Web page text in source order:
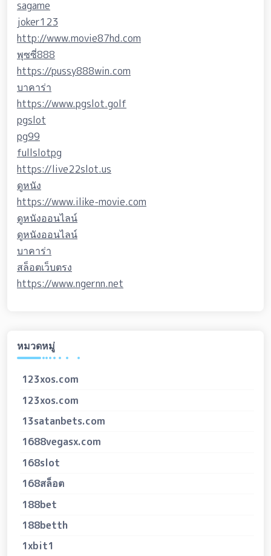
sagame
joker123
http://www.movie87hd.com
พุซซี่888
https://pussy888win.com
บาคาร่า
https://www.pgslot.golf
pgslot
pg99
fullslotpg
https://live22slot.us
ดูหนัง
https://www.ilike-movie.com
ดูหนังออนไลน์
ดูหนังออนไลน์
บาคาร่า
สล็อตเว็บตรง
https://www.ngernn.net
หมวดหมู่
123xos.com
123xos.com
13satanbets.com
1688vegasx.com
168slot
168สล็อต
188bet
188betth
1xbit1